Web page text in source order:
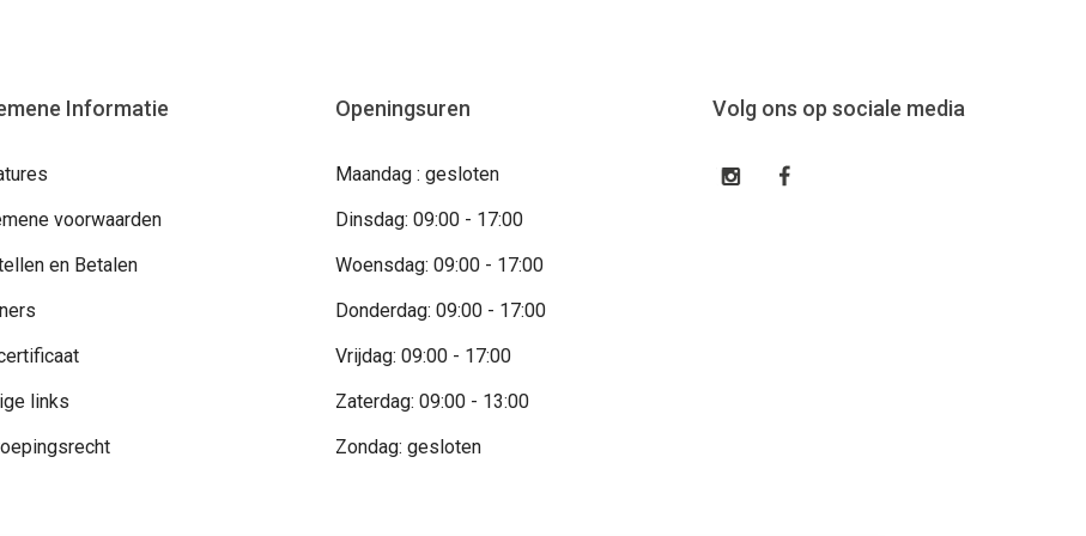
Informatie
voorwaarden
en Betalen
links
Openingsuren
Maandag : gesloten
Dinsdag: 09:00 - 17:00
Woensdag: 09:00 - 17:00
Donderdag: 09:00 - 17:00
Vrijdag: 09:00 - 17:00
Zaterdag: 09:00 - 13:00
Zondag: gesloten
Volg ons op sociale media